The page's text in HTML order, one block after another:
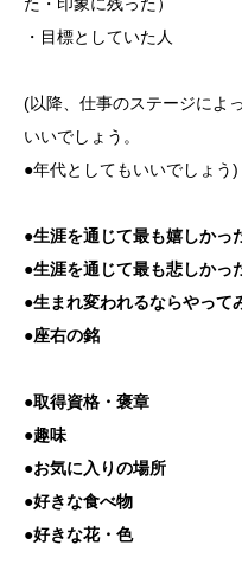
・目標としていた人
(以降、仕事のステージによ
いいでしょう。
●年代としてもいいでしょう)
●生涯を通じて最も嬉しかっ
●生涯を通じて最も悲しかっ
●生まれ変われるならやって
●座右の銘
●取得資格・褒章
●趣味
●お気に入りの場所
●好きな食べ物
●好きな花・色